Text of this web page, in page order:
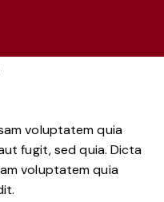
voluptatem quia
fugit, sed quia. Dicta
voluptatem quia